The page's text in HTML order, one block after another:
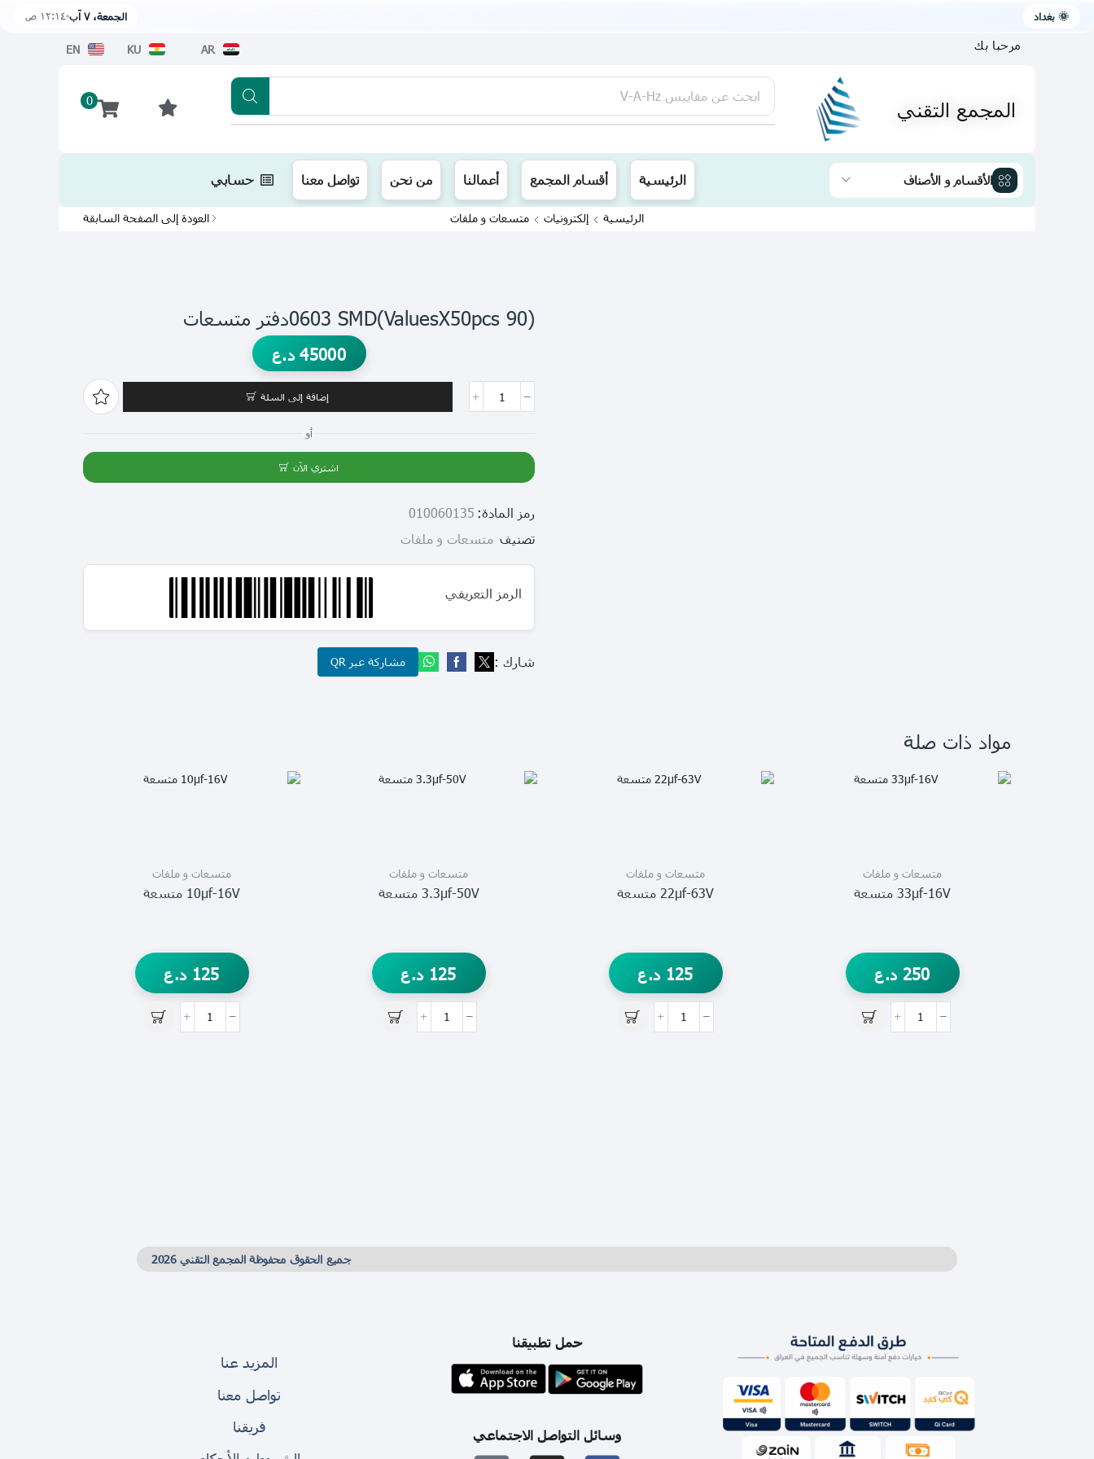
🌞 بغداد الجمعة، ٧ آب ١٢:١٤ ص
AR
KU
EN مرحبا بك
المجمع التقني 0 ابحث عن مقاييس V-A-Hz
يتوفر لدينا توصيل الى جميع محافظات العراق تطبيقنا متوفر الآن على متجر أبل اضغط
الأقسام و الأصناف الرئيسية أقسام المجمع أعمالنا من نحن تواصل معنا حسابي
الرئيسية إلكترونيات متسعات و ملفات العودة إلى الصفحة السابقة
(90 ValuesX50pcs)0603 SMDدفتر متسعات
45000 د.ع
إضافة إلى السلة
أو
اشتري الآن
رمز المادة: 010060135
تصنيف متسعات و ملفات
الرمز التعريفي
شارك : مشاركة عبر QR
مواد ذات صلة
متسعات و ملفات
33µf-16V متسعة
250 د.ع
متسعات و ملفات
22µf-63V متسعة
125 د.ع
متسعات و ملفات
3.3µf-50V متسعة
125 د.ع
متسعات و ملفات
10µf-16V متسعة
125 د.ع
جميع الحقوق محفوظة المجمع التقني 2026
حمل تطبيقنا
وسائل التواصل الاجتماعي
المزيد عنا
تواصل معنا
فريقنا